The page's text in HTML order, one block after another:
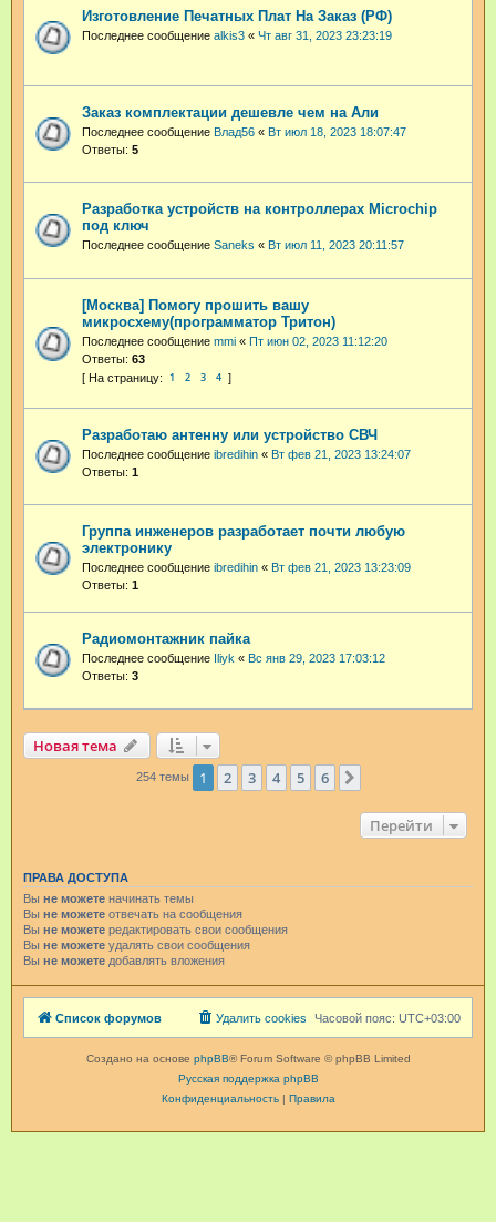
Изготовление Печатных Плат На Заказ (РФ)
Последнее сообщение alkis3 « Чт авг 31, 2023 23:23:19
Заказ комплектации дешевле чем на Али
Последнее сообщение Влад56 « Вт июл 18, 2023 18:07:47
Ответы: 5
Разработка устройств на контроллерах Microchip
под ключ
Последнее сообщение Saneks « Вт июл 11, 2023 20:11:57
[Москва] Помогу прошить вашу
микросхему(программатор Тритон)
Последнее сообщение mmi « Пт июн 02, 2023 11:12:20
Ответы: 63
1 2 3 4
Разработаю антенну или устройство СВЧ
Последнее сообщение ibredihin « Вт фев 21, 2023 13:24:07
Ответы: 1
Группа инженеров разработает почти любую
электронику
Последнее сообщение ibredihin « Вт фев 21, 2023 13:23:09
Ответы: 1
Радиомонтажник пайка
Последнее сообщение Iliyk « Вс янв 29, 2023 17:03:12
Ответы: 3
Новая тема
254 темы 1 2 3 4 5 6
Перейти
ПРАВА ДОСТУПА
Вы не можете начинать темы
Вы не можете отвечать на сообщения
Вы не можете редактировать свои сообщения
Вы не можете удалять свои сообщения
Вы не можете добавлять вложения
Список форумов Часовой пояс: UTC+03:00
Удалить cookies
Создано на основе phpBB® Forum Software © phpBB Limited
Русская поддержка phpBB
Конфиденциальность| Правила